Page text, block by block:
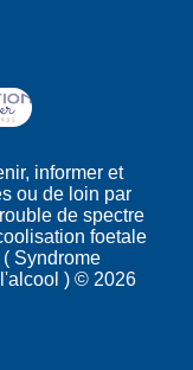
informer et
ou de loin par
de spectre
foetale
Syndrome
) © 2026